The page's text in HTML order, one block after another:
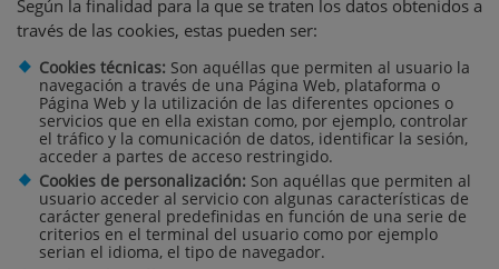
Según la finalidad para la que se traten los datos obtenidos a
través de las cookies, estas pueden ser:
Cookies técnicas: Son aquéllas que permiten al usuario la
navegación a través de una Página Web, plataforma o
Página Web y la utilización de las diferentes opciones o
servicios que en ella existan como, por ejemplo, controlar
el tráfico y la comunicación de datos, identificar la sesión,
acceder a partes de acceso restringido.
Cookies de personalización: Son aquéllas que permiten al
usuario acceder al servicio con algunas características de
carácter general predefinidas en función de una serie de
criterios en el terminal del usuario como por ejemplo
serian el idioma, el tipo de navegador.